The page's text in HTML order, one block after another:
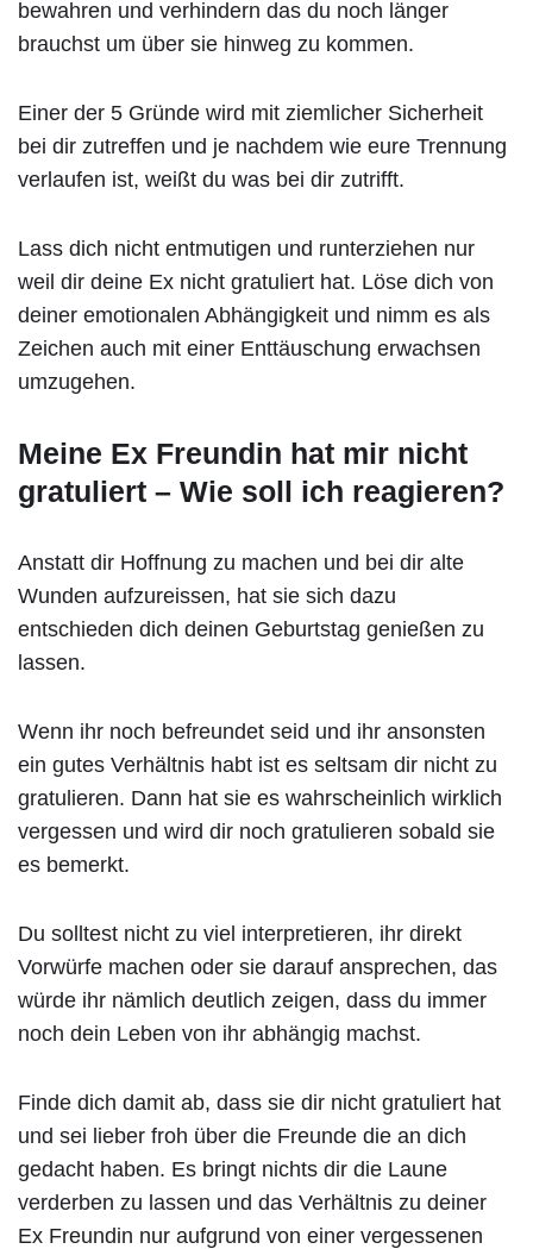
bewahren und verhindern das du noch länger
brauchst um über sie hinweg zu kommen.
Einer der 5 Gründe wird mit ziemlicher Sicherheit
bei dir zutreffen und je nachdem wie eure Trennung
verlaufen ist, weißt du was bei dir zutrifft.
Lass dich nicht entmutigen und runterziehen nur
weil dir deine Ex nicht gratuliert hat. Löse dich von
deiner emotionalen Abhängigkeit und nimm es als
Zeichen auch mit einer Enttäuschung erwachsen
umzugehen.
Meine Ex Freundin hat mir nicht
gratuliert – Wie soll ich reagieren?
Anstatt dir Hoffnung zu machen und bei dir alte
Wunden aufzureissen, hat sie sich dazu
entschieden dich deinen Geburtstag genießen zu
lassen.
Wenn ihr noch befreundet seid und ihr ansonsten
ein gutes Verhältnis habt ist es seltsam dir nicht zu
gratulieren. Dann hat sie es wahrscheinlich wirklich
vergessen und wird dir noch gratulieren sobald sie
es bemerkt.
Du solltest nicht zu viel interpretieren, ihr direkt
Vorwürfe machen oder sie darauf ansprechen, das
würde ihr nämlich deutlich zeigen, dass du immer
noch dein Leben von ihr abhängig machst.
Finde dich damit ab, dass sie dir nicht gratuliert hat
und sei lieber froh über die Freunde die an dich
gedacht haben. Es bringt nichts dir die Laune
verderben zu lassen und das Verhältnis zu deiner
Ex Freundin nur aufgrund von einer vergessenen